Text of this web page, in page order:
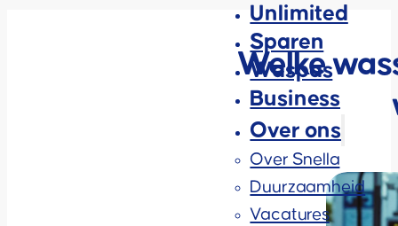
Unlimited
Sparen
Waspas
Business
Over ons
Over Snella
Duurzaamheid
Vacatures
Welke